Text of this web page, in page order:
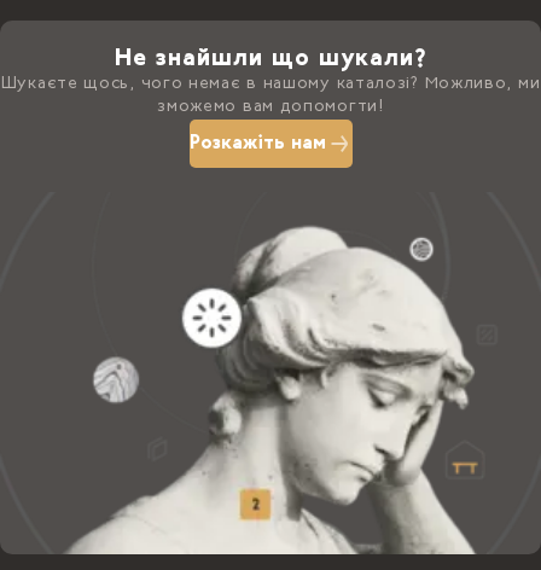
Не знайшли що шукали?
Шукаєте щось, чого немає в нашому каталозі? Можливо, ми
зможемо вам допомогти!
Розкажіть нам